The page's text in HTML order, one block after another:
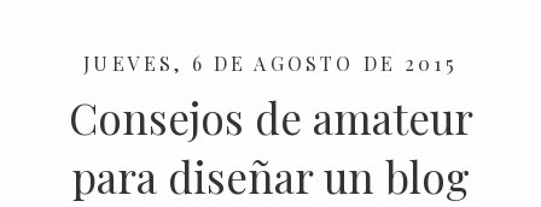
JUEVES, 6 DE AGOSTO DE 2015
Consejos de amateur
para diseñar un blog